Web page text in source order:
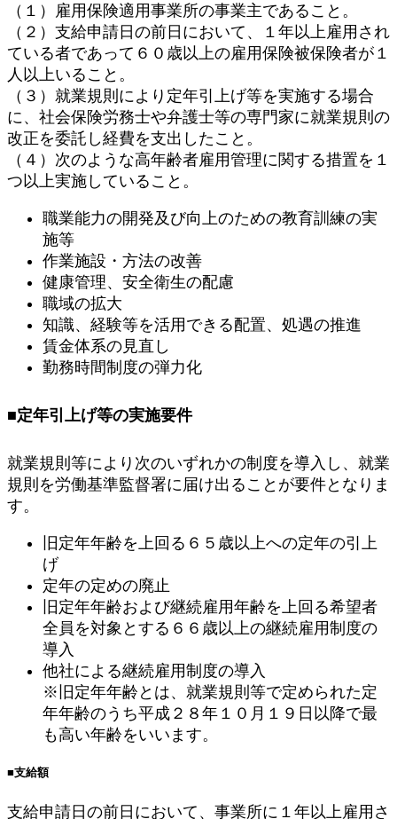
（１）雇用保険適用事業所の事業主であること。
（２）支給申請日の前日において、１年以上雇用され
ている者であって６０歳以上の雇用保険被保険者が１
人以上いること。
（３）就業規則により定年引上げ等を実施する場合
に、社会保険労務士や弁護士等の専門家に就業規則の
改正を委託し経費を支出したこと。
（４）次のような高年齢者雇用管理に関する措置を１
つ以上実施していること。
職業能力の開発及び向上のための教育訓練の実
施等
作業施設・方法の改善
健康管理、安全衛生の配慮
職域の拡大
知識、経験等を活用できる配置、処遇の推進
賃金体系の見直し
勤務時間制度の弾力化
■定年引上げ等の実施要件
就業規則等により次のいずれかの制度を導入し、就業
規則を労働基準監督署に届け出ることが要件となりま
す。
旧定年年齢を上回る６５歳以上への定年の引上
げ
定年の定めの廃止
旧定年年齢および継続雇用年齢を上回る希望者
全員を対象とする６６歳以上の継続雇用制度の
導入
他社による継続雇用制度の導入
※旧定年年齢とは、就業規則等で定められた定
年年齢のうち平成２８年１０月１９日以降で最
も高い年齢をいいます。
■支給額
支給申請日の前日において、事業所に１年以上雇用さ